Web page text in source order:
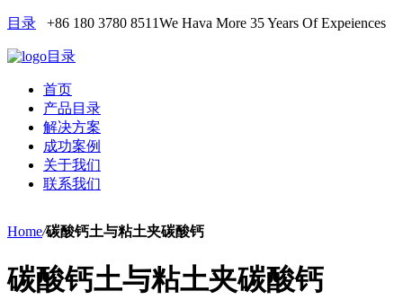
目录 +86 180 3780 8511We Hava More 35 Years Of Expeiences
目录
首页
产品目录
解决方案
成功案例
关于我们
联系我们
Home/碳酸钙土与粘土夹碳酸钙
碳酸钙土与粘土夹碳酸钙